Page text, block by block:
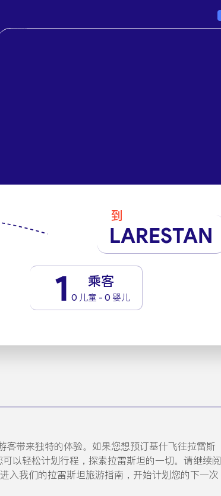
到
LARESTAN
1 乘客
0 儿童 - 0 婴儿
带来独特的体验。如果您想预订基什飞往拉雷斯
以轻松计划行程，探索拉雷斯坦的一切。请继续阅
入我们的拉雷斯坦旅游指南，开始计划您的下一次